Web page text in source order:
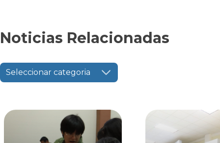
Noticias Relacionadas
Seleccionar categoria